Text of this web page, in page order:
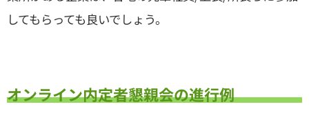
してもらっても良いでしょう。
オンライン内定者懇親会の進行例